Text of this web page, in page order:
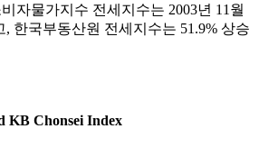
자물가지수 전세지수는 2003년 11월
, 한국부동산원 전세지수는 51.9% 상승
KB Chonsei Index